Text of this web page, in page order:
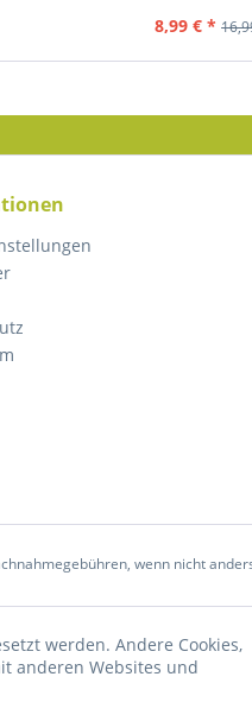
8,99 € *
wenn nicht
werden. Andere Cookies,
anderen Websites und